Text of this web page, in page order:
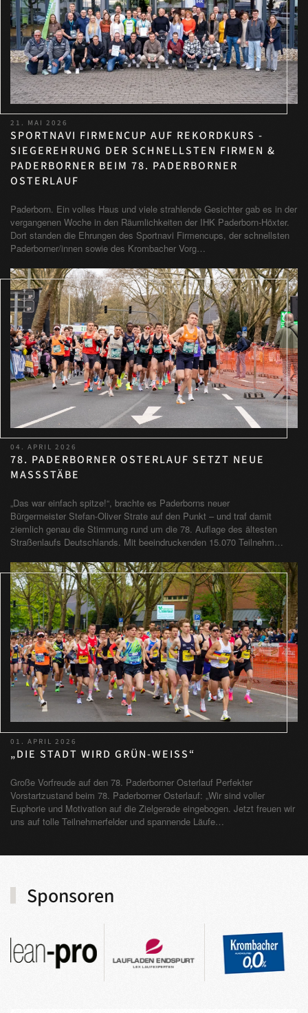
21. MAI 2026
SPORTNAVI FIRMENCUP AUF REKORDKURS -
SIEGEREHRUNG DER SCHNELLSTEN FIRMEN &
PADERBORNER BEIM 78. PADERBORNER
OSTERLAUF
Paderborn. Ein volles Haus und viele strahlende Gesichter gab es in der
vergangenen Woche in den Räumlichkeiten der IHK Paderborn-Höxter.
Dort standen die Ehrungen des Sportnavi Firmencups, der schnellsten
Paderborner/innen sowie des Krombacher Vorg…
04. APRIL 2026
78. PADERBORNER OSTERLAUF SETZT NEUE
MASSSTÄBE
„Das war einfach spitze!“, brachte es Paderborns neuer
Bürgermeister Stefan-Oliver Strate auf den Punkt – und traf damit
ziemlich genau die Stimmung rund um die 78. Auflage des ältesten
Straßenlaufs Deutschlands. Mit beeindruckenden 15.070 Teilnehm…
01. APRIL 2026
„DIE STADT WIRD GRÜN-WEISS“
Große Vorfreude auf den 78. Paderborner Osterlauf Perfekter
Vorstartzustand beim 78. Paderborner Osterlauf: „Wir sind voller
Euphorie und Motivation auf die Zielgerade eingebogen. Jetzt freuen wir
uns auf tolle Teilnehmerfelder und spannende Läufe…
Sponsoren